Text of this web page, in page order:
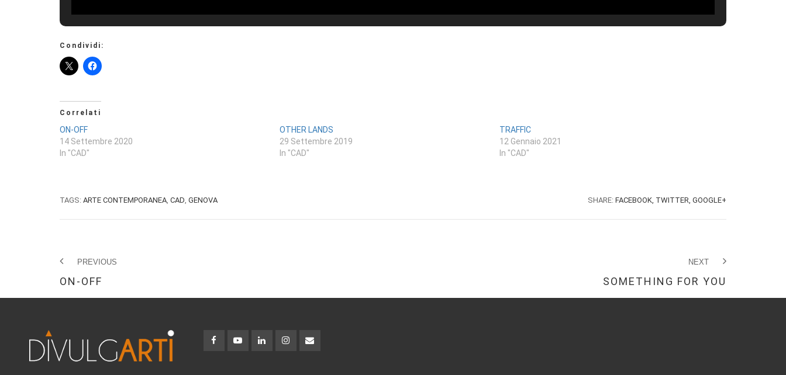
Condividi:
Correlati
ON-OFF
14 Settembre 2020
In "CAD"
OTHER LANDS
29 Settembre 2019
In "CAD"
TRAFFIC
12 Gennaio 2021
In "CAD"
TAGS: ARTE CONTEMPORANEA, CAD, GENOVA SHARE: FACEBOOK, TWITTER, GOOGLE+
PREVIOUS
ON-OFF
NEXT
SOMETHING FOR YOU